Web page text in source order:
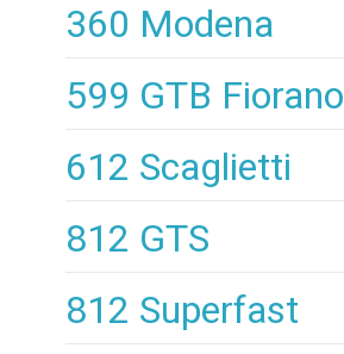
360 Modena
599 GTB Fiorano
612 Scaglietti
812 GTS
812 Superfast